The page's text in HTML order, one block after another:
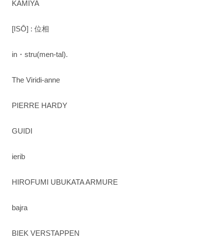
KAMIYA
[ISŌ] : 位相
in・stru(men-tal).
The Viridi-anne
PIERRE HARDY
GUIDI
ierib
HIROFUMI UBUKATA ARMURE
bajra
BIEK VERSTAPPEN